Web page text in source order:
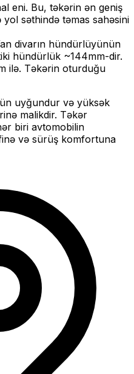
eni. Bu, təkərin ən geniş
səthində təmas sahəsini
divarın hündürlüyünün
hündürlük ~144mm-dir.
ilə. Təkərin oturduğu
uyğundur və yüksək
malikdir. Təkər
biri avtomobilin
və sürüş komfortuna